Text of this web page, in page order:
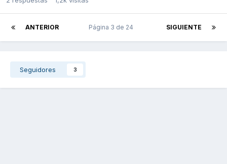
ANTERIOR SIGUIENTE
Página 3 de 24
Seguidores 3